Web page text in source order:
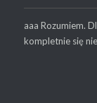
aaa Rozumiem.
kompletnie się